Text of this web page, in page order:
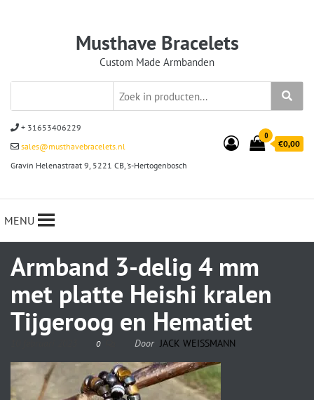
Musthave Bracelets
Custom Made Armbanden
+ 31653406229
sales@musthavebracelets.nl
Gravin Helenastraat 9, 5221 CB, ‘s-Hertogenbosch
0
€0,00
MENU
Armband 3-delig 4 mm
met platte Heishi kralen
Tijgeroog en Hematiet
0 Door JACK WEISSMANN